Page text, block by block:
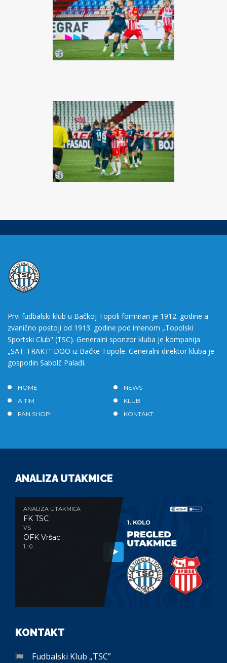
Prvi fudbalski klub u Bačkoj Topoli formiran je 1912. godine a
zvanično postoji od 1913. godine pod imenom „Topolski
Sportski Club" (TSC). Generalni sponzor kluba je kompanija
„SAT-TRAKT” DOO iz Bačke Topole. Generalni direktor kluba je
gospodin Sabolč Palađi.
HOME
NEWS
A TIM
KLUB
FAN SHOP
KONTAKT
ANALIZA UTAKMICE
ANALIZA UTAKMICA
FK TSC
VS
OFK Vršac
1 : 0
KONTAKT
Fudbalski Klub „TSC”